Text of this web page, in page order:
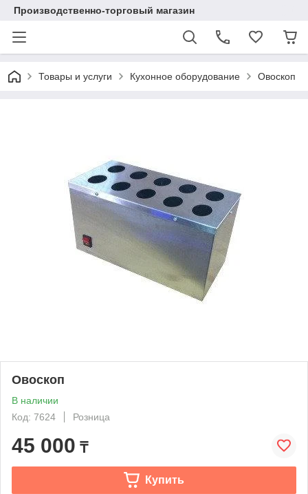
Производственно-торговый магазин
Товары и услуги Кухонное оборудование Овоскоп
Овоскоп
В наличии
Код: 7624
Розница
45 000 ₸
Купить